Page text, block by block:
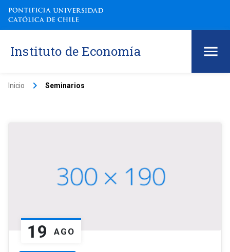
Instituto de Economía
Inicio keyboard_arrow_right Seminarios
19 AGO